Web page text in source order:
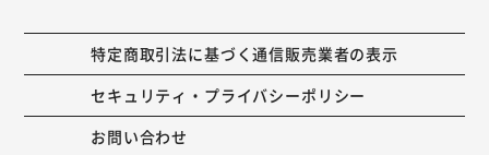
特定商取引法に基づく通信販売業者の表示
セキュリティ・プライバシーポリシー
お問い合わせ